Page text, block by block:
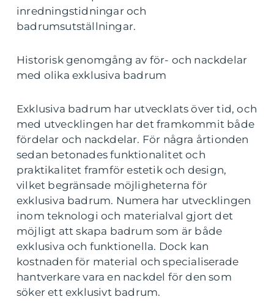
inredningstidningar och
badrumsutställningar.
Historisk genomgång av för- och nackdelar
med olika exklusiva badrum
Exklusiva badrum har utvecklats över tid, och
med utvecklingen har det framkommit både
fördelar och nackdelar. För några årtionden
sedan betonades funktionalitet och
praktikalitet framför estetik och design,
vilket begränsade möjligheterna för
exklusiva badrum. Numera har utvecklingen
inom teknologi och materialval gjort det
möjligt att skapa badrum som är både
exklusiva och funktionella. Dock kan
kostnaden för material och specialiserade
hantverkare vara en nackdel för den som
söker ett exklusivt badrum.